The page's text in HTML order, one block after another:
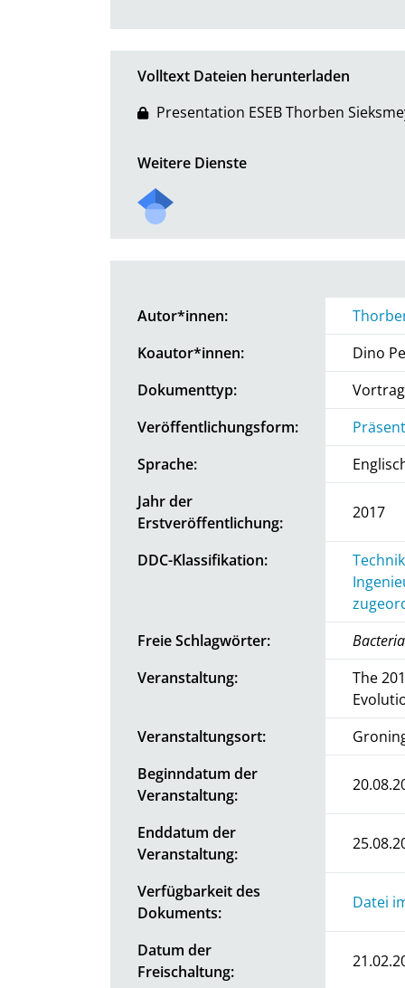
Volltext Dateien herunterladen
Presentation ESEB Thorben
Weitere Dienste
Autor*innen:
Koautor*innen:
Dino
Dokumenttyp:
Vortrag
Veröffentlichungsform:
Sprache:
Jahr der
Erstveröffentlichung:
2017
DDC-Klassifikation:
Freie Schlagwörter:
Veranstaltung:
The
Veranstaltungsort:
Beginndatum der
Veranstaltung:
Enddatum der
Veranstaltung:
Verfügbarkeit des
Dokuments:
Datei
Datum der
Freischaltung: